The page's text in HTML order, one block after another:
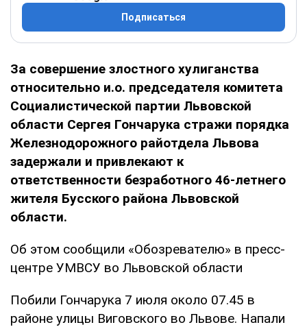
Подписаться
За совершение злостного хулиганства
относительно и.о. председателя комитета
Социалистической партии Львовской
области Сергея Гончарука стражи порядка
Железнодорожного райотдела Львова
задержали и привлекают к
ответственности безработного 46-летнего
жителя Бусского района Львовской
области.
Об этом сообщили «Обозревателю» в пресс-
центре УМВСУ во Львовской области
Побили Гончарука 7 июля около 07.45 в
районе улицы Виговского во Львове. Напали